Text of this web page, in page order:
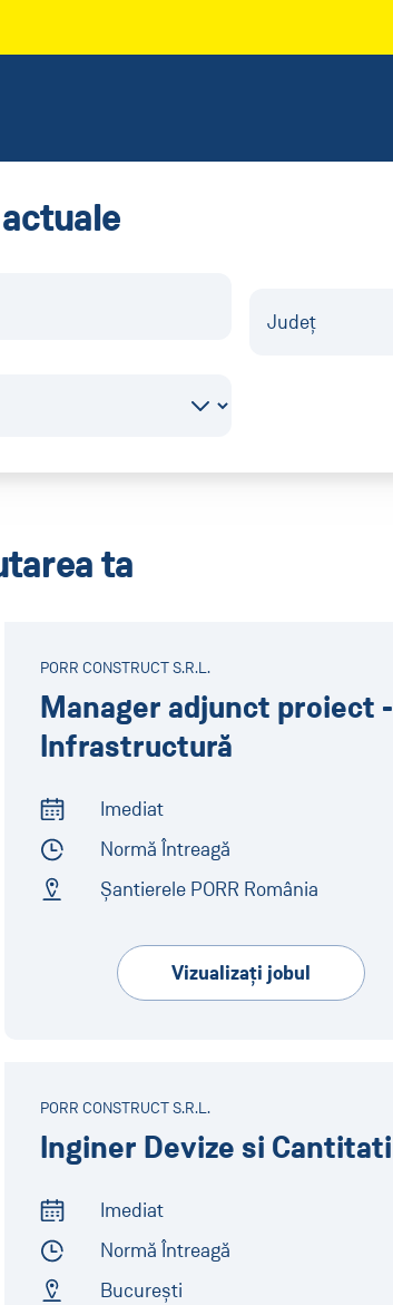
ta
PORR CONSTRUCT S.R.L.
Manager adjunct proiect -
Infrastructură
Start of Work
Imediat
Employment Type
Normă Întreagă
Șantierele PORR România
Vizualizaţi jobul
PORR CONSTRUCT S.R.L.
Inginer Devize si Cantitati
Start of Work
Imediat
Employment Type
Normă Întreagă
București